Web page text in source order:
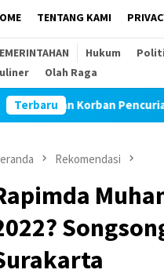
TENTANG KAMI
Hukum
Olah Raga
Terbaru
Jadi Tersangka Diduga
Rekomendasi